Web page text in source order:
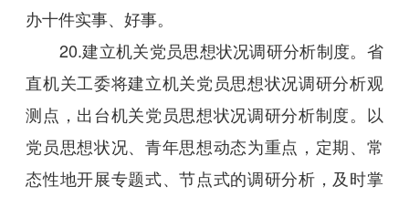
办十件实事、好事。
20.建立机关党员思想状况调研分析制度。省
直机关工委将建立机关党员思想状况调研分析观
测点，出台机关党员思想状况调研分析制度。以
党员思想状况、青年思想动态为重点，定期、常
态性地开展专题式、节点式的调研分析，及时掌